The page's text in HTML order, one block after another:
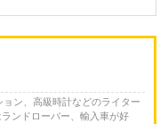
ン、高級時計などのライター
ンドローバー、輸入車が好